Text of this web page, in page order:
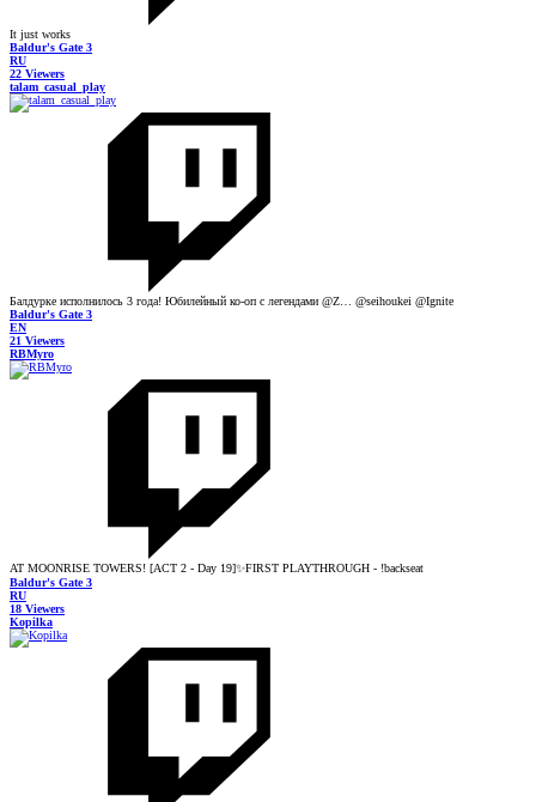
It just works
Baldur's Gate 3
RU
22 Viewers
talam_casual_play
Балдурке исполнилось 3 года! Юбилейный ко-оп с легендами @Z… @seihoukei @Ignite
Baldur's Gate 3
EN
21 Viewers
RBMyro
AT MOONRISE TOWERS! [ACT 2 - Day 19]✨FIRST PLAYTHROUGH - !backseat
Baldur's Gate 3
RU
18 Viewers
Kopilka